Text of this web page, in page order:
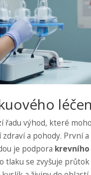
řadu výhod, které
a pohody. První a
je podpora krevního
tlaku se zvyšuje